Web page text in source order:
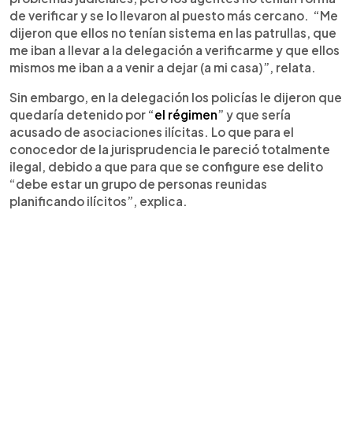
de verificar y se lo llevaron al puesto más cercano. “Me
dijeron que ellos no tenían sistema en las patrullas, que
me iban a llevar a la delegación a verificarme y que ellos
mismos me iban a a venir a dejar (a mi casa)”, relata.
Sin embargo, en la delegación los policías le dijeron que
quedaría detenido por “el régimen” y que sería
acusado de asociaciones ilícitas. Lo que para el
conocedor de la jurisprudencia le pareció totalmente
ilegal, debido a que para que se configure ese delito
“debe estar un grupo de personas reunidas
planificando ilícitos”, explica.